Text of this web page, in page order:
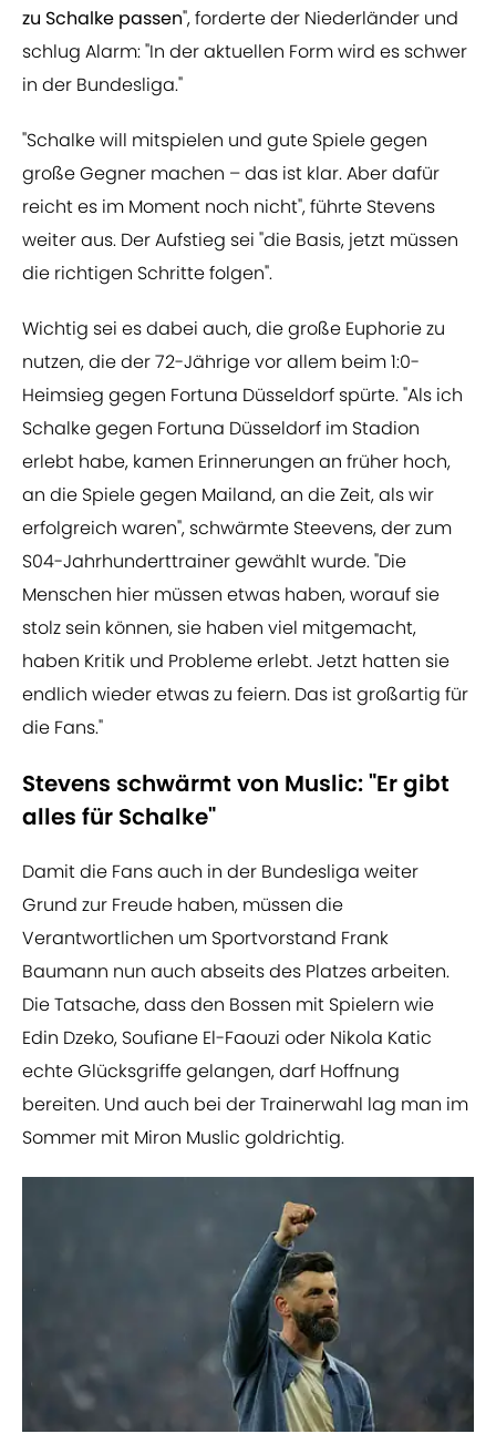
zu Schalke passen", forderte der Niederländer und
schlug Alarm: "In der aktuellen Form wird es schwer
in der Bundesliga."
"Schalke will mitspielen und gute Spiele gegen
große Gegner machen – das ist klar. Aber dafür
reicht es im Moment noch nicht", führte Stevens
weiter aus. Der Aufstieg sei "die Basis, jetzt müssen
die richtigen Schritte folgen".
Wichtig sei es dabei auch, die große Euphorie zu
nutzen, die der 72-Jährige vor allem beim 1:0-
Heimsieg gegen Fortuna Düsseldorf spürte. "Als ich
Schalke gegen Fortuna Düsseldorf im Stadion
erlebt habe, kamen Erinnerungen an früher hoch,
an die Spiele gegen Mailand, an die Zeit, als wir
erfolgreich waren", schwärmte Steevens, der zum
S04-Jahrhunderttrainer gewählt wurde. "Die
Menschen hier müssen etwas haben, worauf sie
stolz sein können, sie haben viel mitgemacht,
haben Kritik und Probleme erlebt. Jetzt hatten sie
endlich wieder etwas zu feiern. Das ist großartig für
die Fans."
Stevens schwärmt von Muslic: "Er gibt
alles für Schalke"
Damit die Fans auch in der Bundesliga weiter
Grund zur Freude haben, müssen die
Verantwortlichen um Sportvorstand Frank
Baumann nun auch abseits des Platzes arbeiten.
Die Tatsache, dass den Bossen mit Spielern wie
Edin Dzeko, Soufiane El-Faouzi oder Nikola Katic
echte Glücksgriffe gelangen, darf Hoffnung
bereiten. Und auch bei der Trainerwahl lag man im
Sommer mit Miron Muslic goldrichtig.